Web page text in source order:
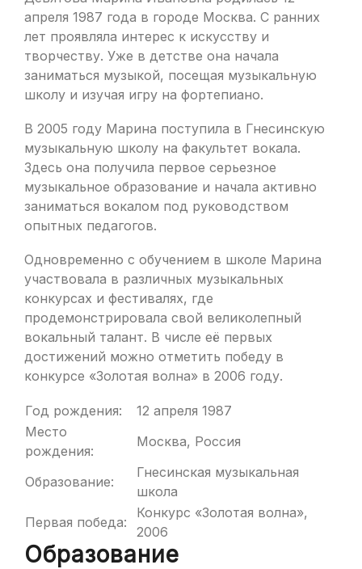
апреля 1987 года в городе Москва. С ранних
лет проявляла интерес к искусству и
творчеству. Уже в детстве она начала
заниматься музыкой, посещая музыкальную
школу и изучая игру на фортепиано.
В 2005 году Марина поступила в Гнесинскую
музыкальную школу на факультет вокала.
Здесь она получила первое серьезное
музыкальное образование и начала активно
заниматься вокалом под руководством
опытных педагогов.
Одновременно с обучением в школе Марина
участвовала в различных музыкальных
конкурсах и фестивалях, где
продемонстрировала свой великолепный
вокальный талант. В числе её первых
достижений можно отметить победу в
конкурсе «Золотая волна» в 2006 году.
Год рождения:
12 апреля 1987
Место
рождения:
Москва, Россия
Образование:
Гнесинская музыкальная
школа
Первая победа:
Конкурс «Золотая волна»,
2006
Образование